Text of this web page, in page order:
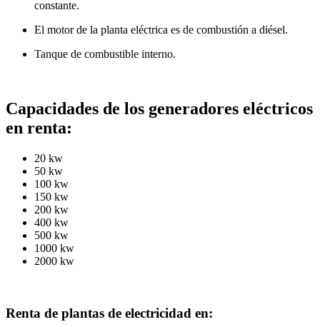
constante.
El motor de la planta eléctrica es de combustión a diésel.
Tanque de combustible interno.
Capacidades de los generadores eléctricos
en renta:
20 kw
50 kw
100 kw
150 kw
200 kw
400 kw
500 kw
1000 kw
2000 kw
Renta de plantas de electricidad en: